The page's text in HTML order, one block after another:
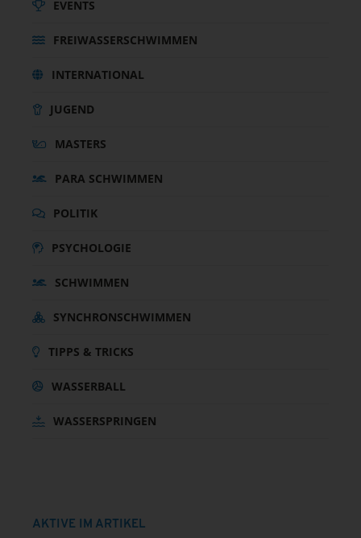
EVENTS
FREIWASSERSCHWIMMEN
INTERNATIONAL
JUGEND
MASTERS
PARA SCHWIMMEN
POLITIK
PSYCHOLOGIE
SCHWIMMEN
SYNCHRONSCHWIMMEN
TIPPS & TRICKS
WASSERBALL
WASSERSPRINGEN
AKTIVE IM ARTIKEL